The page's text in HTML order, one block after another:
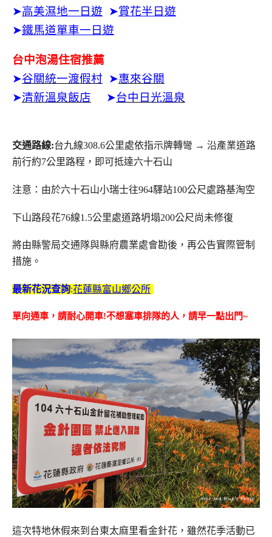
➤高美濕地一日遊 ➤賞花半日遊
➤鐵馬道單車一日遊
台中泡湯住宿推薦
➤谷關統一渡假村 ➤惠來谷關
➤清新溫泉飯店 ➤台中日光溫泉
交通路線:台九線308.6公里處依指示牌轉彎 → 沿產業道路
前行約7公里路程，即可抵達六十石山
注意：由於六十石山小瑞士往964驛站100公尺處路基淘空
下山路段花76線1.5公里處道路坍塌200公尺尚未修復
將由縣警局交通隊與縣府農業處會勘後，再公告實際管制
措施。
最新花況查詢:花蓮縣富山鄉公所
單向通車，請耐心開車!不想塞車排隊的人，請早一點出門~
這次特地休假來到台東太麻里看金針花，雖然花季活動已